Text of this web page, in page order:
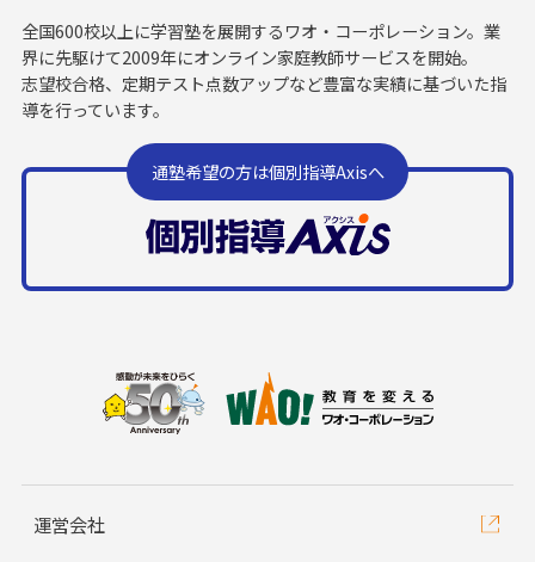
全国600校以上に学習塾を展開するワオ・コーポレーション。業
界に先駆けて2009年にオンライン家庭教師サービスを開始。
志望校合格、定期テスト点数アップなど豊富な実績に基づいた指
導を行っています。
通塾希望の方は個別指導Axisへ
運営会社